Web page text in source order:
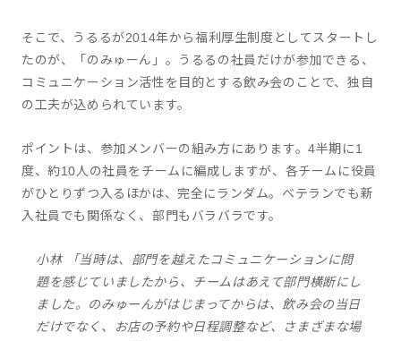
そこで、うるるが2014年から福利厚生制度としてスタートし
たのが、「のみゅーん」。うるるの社員だけが参加できる、
コミュニケーション活性を目的とする飲み会のことで、独自
の工夫が込められています。
ポイントは、参加メンバーの組み方にあります。4半期に1
度、約10人の社員をチームに編成しますが、各チームに役員
がひとりずつ入るほかは、完全にランダム。ベテランでも新
入社員でも関係なく、部門もバラバラです。
小林 「当時は、部門を越えたコミュニケーションに問
題を感じていましたから、チームはあえて部門横断にし
ました。のみゅーんがはじまってからは、飲み会の当日
だけでなく、お店の予約や日程調整など、さまざまな場